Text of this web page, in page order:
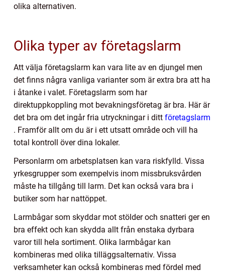
olika alternativen.
Olika typer av företagslarm
Att välja företagslarm kan vara lite av en djungel men
det finns några vanliga varianter som är extra bra att ha
i åtanke i valet. Företagslarm som har
direktuppkoppling mot bevakningsföretag är bra. Här är
det bra om det ingår fria utryckningar i ditt företagslarm
. Framför allt om du är i ett utsatt område och vill ha
total kontroll över dina lokaler.
Personlarm om arbetsplatsen kan vara riskfylld. Vissa
yrkesgrupper som exempelvis inom missbruksvården
måste ha tillgång till larm. Det kan också vara bra i
butiker som har nattöppet.
Larmbågar som skyddar mot stölder och snatteri ger en
bra effekt och kan skydda allt från enstaka dyrbara
varor till hela sortiment. Olika larmbågar kan
kombineras med olika tilläggsalternativ. Vissa
verksamheter kan också kombineras med fördel med